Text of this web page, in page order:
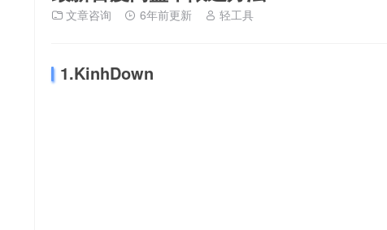
文章咨询 6年前更新 轻工具
1.KinhDown